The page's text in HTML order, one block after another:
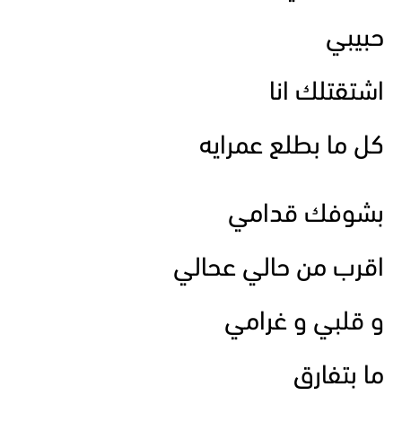
حبيبي
اشتقتلك انا
كل ما بطلع عمرايه
بشوفك قدامي
اقرب من حالي عحالي
و قلبي و غرامي
ما بتفارق